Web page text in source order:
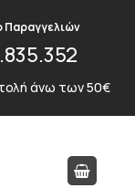
άνω των 50€